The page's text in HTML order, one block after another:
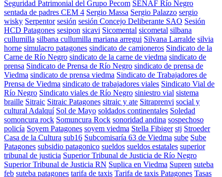
Seguridad Patrimonial del Grupo Pecom SENAF Río Negro
sentada de padres CEM 4 Sergio Massa Sergio Palazzo sergio
wisky Serpentor sesión sesión Concejo Deliberante SAO Sesión
HCD Patagones sesipon sicavi Sicomental sicometal silbana
cullumilla silbana cullumilla mariana arregui Silvana Larralde silvia
horne simulacro patagones sindicato de camioneros Sindicato de la
Carne de Río Negro sindicato de la carne de viedma sindicato de
prensa Sindicato de Prensa de Río Negro sindicato de prensa de
Viedma sindicato de prensa viedma Sindicato de Trabajadores de
Prensa de Viedma sindicato de trabajadores viales Sindicato Vial de
Río Negro Sindicato viales de Río Negro siniestro vial sistema
braille Sitraic Sitraic Patagones sitraic y ate Sitraprenvi social y
cultural Adalquí Sol de Mayo soldados continentales Soledad
somoncura rock Somuncura Rock sonoridad andina sospechoso
policía Soyem Patagones soyem viedma Stella Fibiger stj Stroeder
Casa de la Cultura sub16 Subcomisaría 63 de Viedma sube Sube
Patagones subsidio patagonico sueldos sueldos estatales superior
tribunal de justicia Superior Tribunal de Justicia de Río Negro
Superior Tribunal de Justicia RN Suplica en Viedma Supren suteba
feb suteba patagones tarifa de taxis Tarifa de taxis Patagones Tasas